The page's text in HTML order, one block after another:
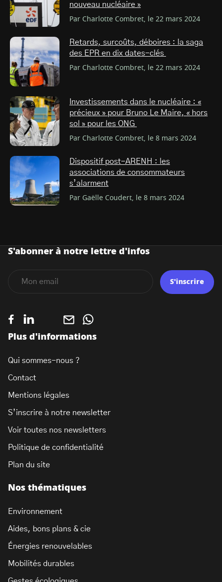
nouveau nucléaire »
Par Charlotte Combret, le 22 mars 2024
Retards, surcoûts, déboires : la saga
des EPR en dix dates-clés
Par Charlotte Combret, le 22 mars 2024
Investissements dans le nucléaire : «
précieux » pour Bruno Le Maire, « hors
sol » pour les ONG
Par Charlotte Combret, le 8 mars 2024
Dispositif post-ARENH : les
associations de consommateurs
s’alarment
Par Gaëlle Coudert, le 8 mars 2024
Nos thématiques
Environnement
Aides, bons plans & cie
Énergies renouvelables
Mobilités durables
Plus d'informations
Qui sommes-nous ?
Contact
Mentions légales
S’inscrire à notre newsletter
Voir toutes nos newsletters
Politique de confidentialité
Plan du site
S'abonner à notre lettre d'infos
S'inscrire